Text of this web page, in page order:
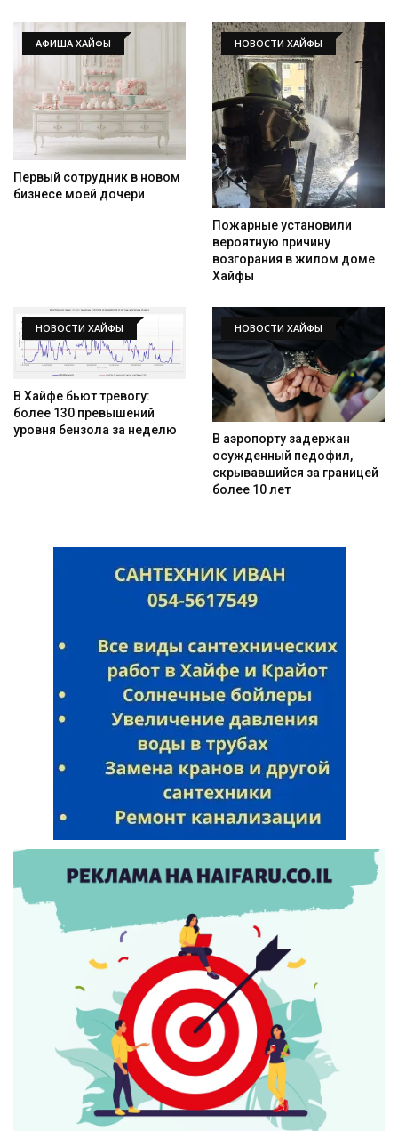
АФИША ХАЙФЫ
Первый сотрудник в новом
бизнесе моей дочери
НОВОСТИ ХАЙФЫ
Пожарные установили
вероятную причину
возгорания в жилом доме
Хайфы
НОВОСТИ ХАЙФЫ
В Хайфе бьют тревогу:
более 130 превышений
уровня бензола за неделю
НОВОСТИ ХАЙФЫ
В аэропорту задержан
осужденный педофил,
скрывавшийся за границей
более 10 лет